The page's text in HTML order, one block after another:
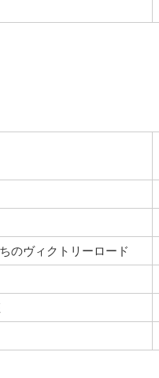
のヴィクトリーロード